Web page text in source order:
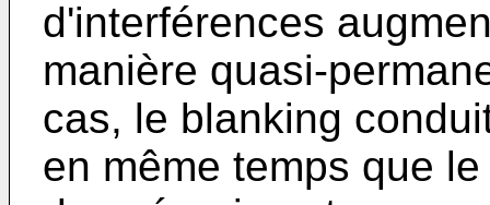
d'interférences
manière quasi-
cas, le blanking
en même temps que